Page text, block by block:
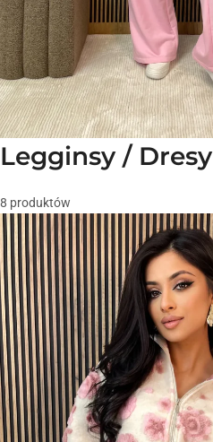
Legginsy / Dresy
8 produktów